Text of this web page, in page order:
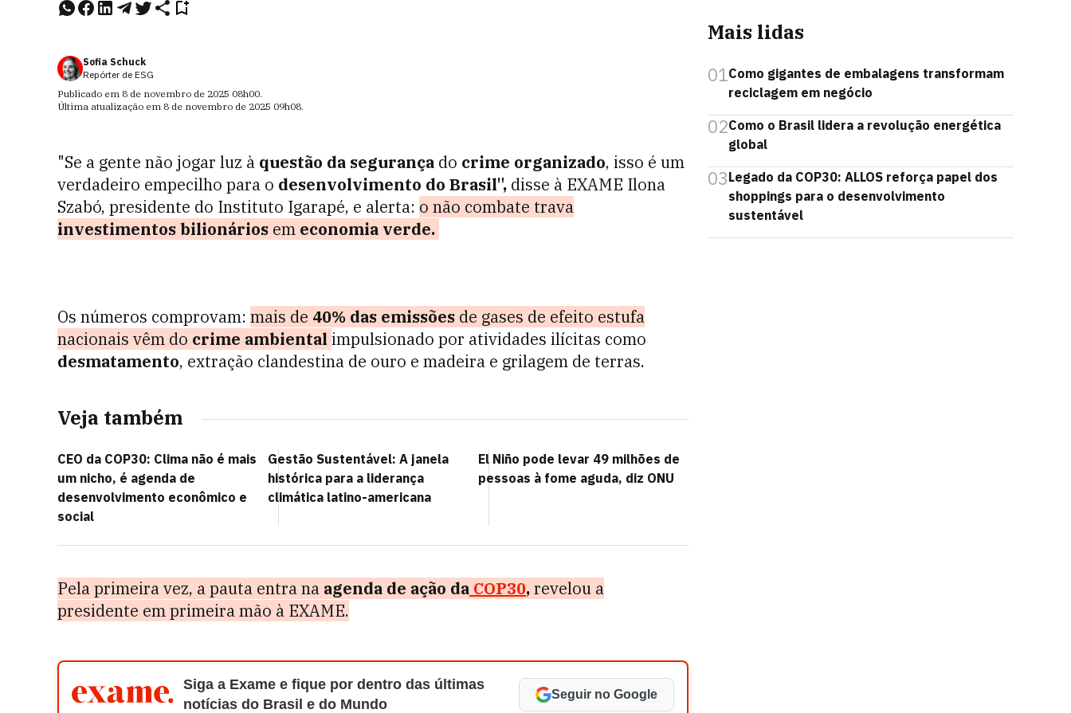
Sofia Schuck
Repórter de ESG
Publicado em 8 de novembro de 2025 08h00.
Última atualização em 8 de novembro de 2025 09h08.
"Se a gente não jogar luz à questão da segurança do crime organizado, isso é um
verdadeiro empecilho para o desenvolvimento do Brasil", disse à EXAME Ilona
Szabó, presidente do Instituto Igarapé, e alerta: o não combate trava
investimentos bilionários em economia verde.
Os números comprovam: mais de 40% das emissões de gases de efeito estufa
nacionais vêm do crime ambiental impulsionado por atividades ilícitas como
desmatamento, extração clandestina de ouro e madeira e grilagem de terras.
Veja também
CEO da COP30: Clima não é mais
um nicho, é agenda de
desenvolvimento econômico e
social
Gestão Sustentável: A janela
histórica para a liderança
climática latino-americana
El Niño pode levar 49 milhões de
pessoas à fome aguda, diz ONU
Pela primeira vez, a pauta entra na agenda de ação da COP30,revelou a
presidente em primeira mão à EXAME.
Siga a Exame e fique por dentro das últimas
notícias do Brasil e do Mundo
Seguir no Google
Mais lidas
01Como gigantes de embalagens transformam
reciclagem em negócio
02Como o Brasil lidera a revolução energética
global
03Legado da COP30: ALLOS reforça papel dos
shoppings para o desenvolvimento
sustentável